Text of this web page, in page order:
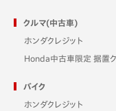
クルマ(中古車)
ホンダクレジット
Honda中古車限定 据置ク
バイク
ホンダクレジット